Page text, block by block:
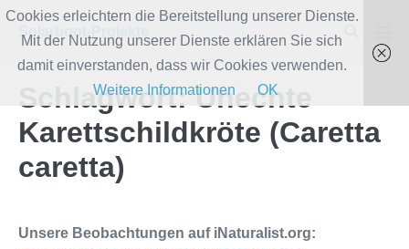
Zum
Inhalt
springen
Solarboot-Projekte
Schalter
Schlagwort:Unechte
Karettschildkröte (Caretta
caretta)
Unsere Beobachtungen auf iNaturalist.org:
Cookies erleichtern die Bereitstellung unserer Dienste.
Mit der Nutzung unserer Dienste erklären Sie sich
damit einverstanden, dass wir Cookies verwenden.
Weitere Informationen
OK